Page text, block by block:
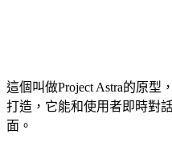
這個叫做Project Astra的原型
打造，它能和使用者即時對